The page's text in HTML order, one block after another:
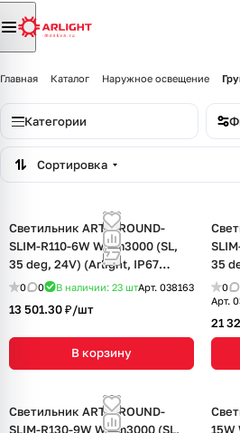
Главная Каталог Наружное освещение
Категории
Сортировка
Светильник ART-GROUND-
SLIM-R110-6W Warm3000 (SL,
35 deg, 24V) (Arlight, IP67
Металл, 3 года)
0 0 В наличии: 23 штАрт. 038163
13 501.30 ₽/шт
В корзину
35
0
Арт.
21
Светильник ART-GROUND-
SLIM-R130-9W Warm3000 (SL,
15W